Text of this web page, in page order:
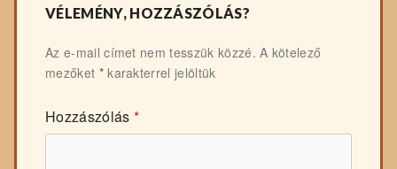
VÉLEMÉNY, HOZZÁSZÓLÁS?
Az e-mail címet nem tesszük közzé. A kötelező
mezőket *karakterrel jelöltük
Hozzászólás *